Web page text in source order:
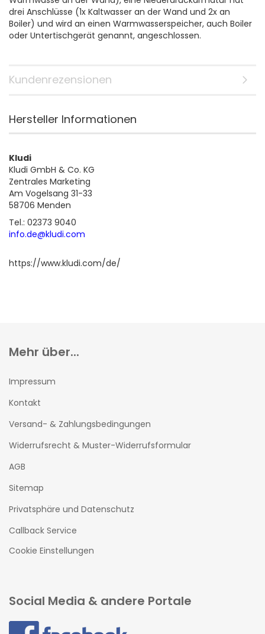
drei Anschlüsse (1x Kaltwasser an der Wand und 2x an
Boiler) und wird an einen Warmwasserspeicher, auch Boiler
oder Untertischgerät genannt, angeschlossen.
Kundenrezensionen
Hersteller Informationen
Kludi
Kludi GmbH & Co. KG
Zentrales Marketing
Am Vogelsang 31-33
58706 Menden
Tel.: 02373 9040
info.de@kludi.com
https://www.kludi.com/de/
Mehr über...
Impressum
Kontakt
Versand- & Zahlungsbedingungen
Widerrufsrecht & Muster-Widerrufsformular
AGB
Sitemap
Privatsphäre und Datenschutz
Callback Service
Cookie Einstellungen
Social Media & andere Portale